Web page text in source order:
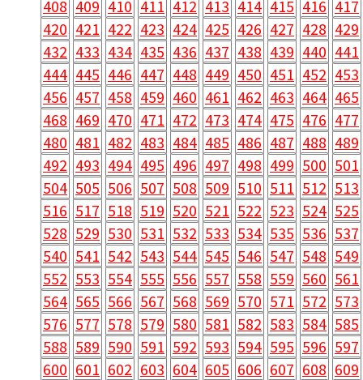
408 409 410 411 412 413 414 415 416 417
420 421 422 423 424 425 426 427 428 429
432 433 434 435 436 437 438 439 440 441
444 445 446 447 448 449 450 451 452 453
456 457 458 459 460 461 462 463 464 465
468 469 470 471 472 473 474 475 476 477
480 481 482 483 484 485 486 487 488 489
492 493 494 495 496 497 498 499 500 501
504 505 506 507 508 509 510 511 512 513
516 517 518 519 520 521 522 523 524 525
528 529 530 531 532 533 534 535 536 537
540 541 542 543 544 545 546 547 548 549
552 553 554 555 556 557 558 559 560 561
564 565 566 567 568 569 570 571 572 573
576 577 578 579 580 581 582 583 584 585
588 589 590 591 592 593 594 595 596 597
600 601 602 603 604 605 606 607 608 609